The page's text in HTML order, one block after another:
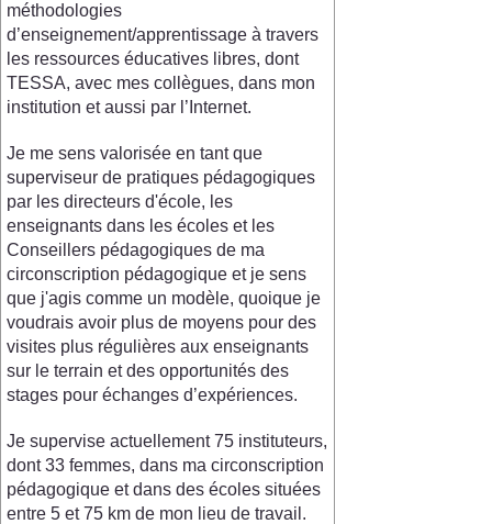
méthodologies
d’enseignement/apprentissage à travers
les ressources éducatives libres, dont
TESSA, avec mes collègues, dans mon
institution et aussi par l’Internet.
Je me sens valorisée en tant que
superviseur de pratiques pédagogiques
par les directeurs d'école, les
enseignants dans les écoles et les
Conseillers pédagogiques de ma
circonscription pédagogique et je sens
que j'agis comme un modèle, quoique je
voudrais avoir plus de moyens pour des
visites plus régulières aux enseignants
sur le terrain et des opportunités des
stages pour échanges d’expériences.
Je supervise actuellement 75 instituteurs,
dont 33 femmes, dans ma circonscription
pédagogique et dans des écoles situées
entre 5 et 75 km de mon lieu de travail.